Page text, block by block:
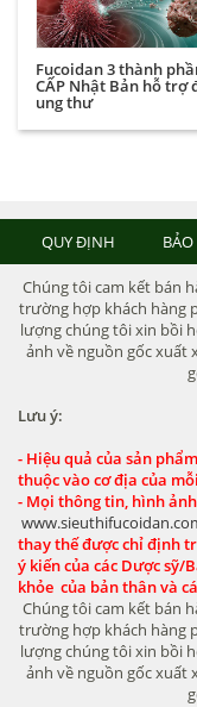
Fucoidan 3 thành
CẤP Nhật Bản hỗ trợ
ung thư
QUY ĐỊNH
Chúng tôi cam kết bán
trường hợp khách hàng
lượng chúng tôi xin bồi
ảnh về nguồn gốc xuất
Lưu ý:
- Hiệu quả của sản
thuộc vào cơ địa của
- Mọi thông tin, hình
thay thế được chỉ định
ý kiến của các Dược sỹ/
khỏe của bản thân và
Chúng tôi cam kết bán
trường hợp khách hàng
lượng chúng tôi xin bồi
ảnh về nguồn gốc xuất